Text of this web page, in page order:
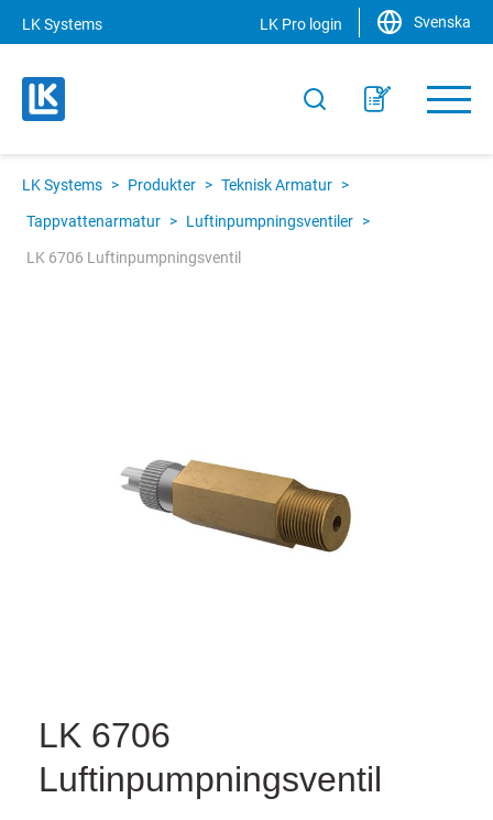
LK Systems LK Pro login Svenska
LK Systems > Produkter > Teknisk Armatur >
Tappvattenarmatur > Luftinpumpningsventiler >
LK 6706 Luftinpumpningsventil
LK 6706
Luftinpumpningsventil